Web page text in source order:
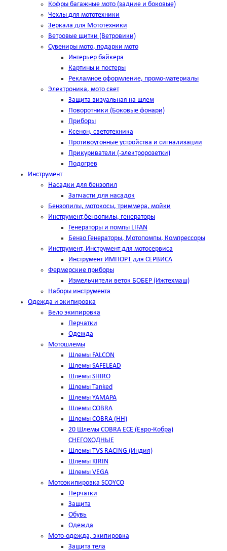
Кофры багажные мото (задние и боковые)
Чехлы для мототехники
Зеркала для Мототехники
Ветровые щитки (Ветровики)
Сувениры мото, подарки мото
Интерьер байкера
Картины и постеры
Рекламное оформление, промо-материалы
Электроника, мото свет
Защита визуальная на шлем
Поворотники (Боковые фонари)
Приборы
Ксенон, светотехника
Противоугонные устройства и сигнализации
Прикуриватели (-электророзетки)
Подогрев
Инструмент
Насадки для бензопил
Запчасти для насадок
Бензопилы, мотокосы, триммера, мойки
Инструмент,бензопилы, генераторы
Генераторы и помпы LIFAN
Бензо Генераторы, Мотопомпы, Компрессоры
Инструмент, Инструмент для мотосервиса
Инструмент ИМПОРТ для СЕРВИСА
Фермерские приборы
Измельчители веток БОБЕР (Ижтехмаш)
Наборы инструмента
Одежда и экипировка
Вело экипировка
Перчатки
Одежда
Мотошлемы
Шлемы FALCON
Шлемы SAFELEAD
Шлемы SHIRO
Шлемы Tanked
Шлемы YAMAPA
Шлемы COBRA
Шлемы COBRA (HH)
20 Шлемы COBRA ECE (Евро-Кобра)
СНЕГОХОДНЫЕ
Шлемы TVS RACING (Индия)
Шлемы KIRIN
Шлемы VEGA
Мотоэкипировка SCOYCO
Перчатки
Защита
Обувь
Одежда
Мото-одежда, экипировка
Защита тела